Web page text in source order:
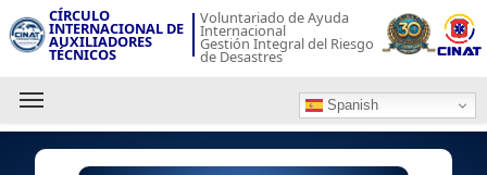
CÍRCULO
INTERNACIONAL DE
AUXILIADORES
TÉCNICOS
Voluntariado de Ayuda
Internacional
Gestión Integral del Riesgo
de Desastres
Spanish